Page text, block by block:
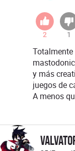
2 1
Totalmente
y más
juegos de
A menos